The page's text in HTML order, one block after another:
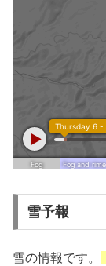
雪予報
雪の情報です。